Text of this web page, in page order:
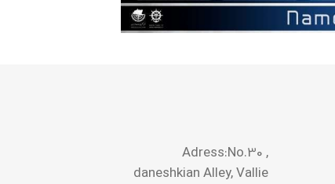
Adress:No.30 ,
daneshkian Alley, Vallie